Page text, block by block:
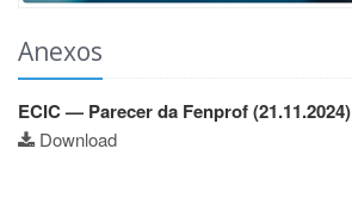
Anexos
ECIC — Parecer da Fenprof (21.11.2024)
Download